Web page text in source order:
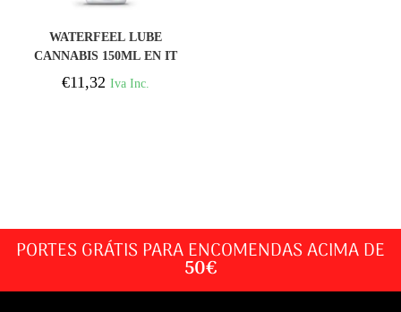
WATERFEEL LUBE
CANNABIS 150ML EN IT
NL FR DE
€11,32 Iva Inc.
PORTES GRÁTIS PARA ENCOMENDAS ACIMA DE
50€